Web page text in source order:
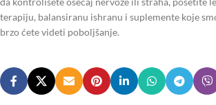
terapiju, balansiranu ishranu i suplemente koje
brzo ćete videti poboljšanje.